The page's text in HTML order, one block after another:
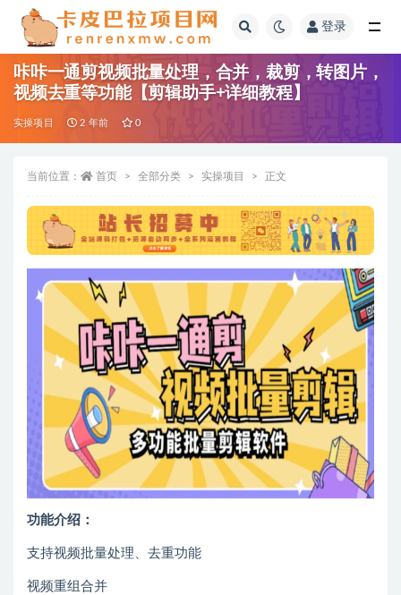
登录
咔咔一通剪视频批量处理，合并，裁剪，转图片，
视频去重等功能【剪辑助手+详细教程】
实操项目 2 年前 0
当前位置： 首页 全部分类 实操项目 正文
功能介绍：
支持视频批量处理、去重功能
视频重组合并
全部